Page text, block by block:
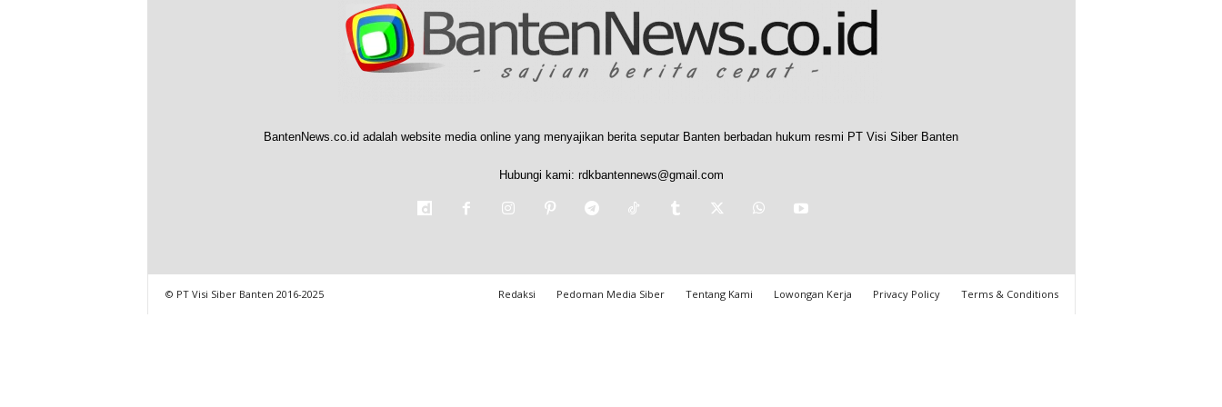
BantenNews.co.id adalah website media online yang menyajikan berita seputar Banten berbadan hukum resmi PT Visi Siber Banten
Hubungi kami: rdkbantennews@gmail.com
Redaksi Pedoman Media Siber Tentang Kami Lowongan Kerja Privacy Policy Terms & Conditions
© PT Visi Siber Banten 2016-2025